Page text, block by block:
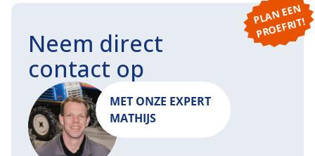
P
L
A
N
E
E
N
P
R
O
E
F
RI
T!
Neem direct
contact op
MET ONZE EXPERT
MATHIJS